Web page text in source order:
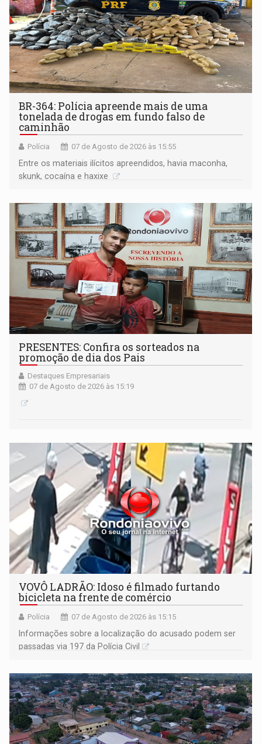
BR-364: Polícia apreende mais de uma
tonelada de drogas em fundo falso de
caminhão
Polícia 07 de Agosto de 2026 às 15:55
Entre os materiais ilícitos apreendidos, havia maconha,
skunk, cocaína e haxixe
PRESENTES: Confira os sorteados na
promoção de dia dos Pais
Destaques Empresariais
07 de Agosto de 2026 às 15:19
VOVÔ LADRÃO: Idoso é filmado furtando
bicicleta na frente de comércio
Polícia 07 de Agosto de 2026 às 15:15
Informações sobre a localização do acusado podem ser
passadas via 197 da Polícia Civil